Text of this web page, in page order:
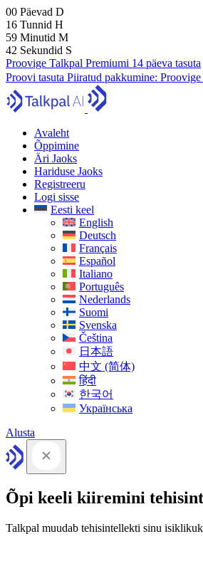
00 Päevad D
16 Tunnid H
59 Minutid M
41 Sekundid S
Proovige Talkpal Premiumi 14 päeva tasuta
Proovi tasuta Piiratud pakkumine: Proovige
Avaleht
Õppimine
Äri Jaoks
Hariduse Jaoks
Registreeru
Logi sisse
Eesti keel
English
Deutsch
Français
Español
Italiano
Português
Nederlands
Suomi
Svenska
Čeština
日本語
中文 (简体)
हिंदी
한국어
Українська
Alusta
Õpi keeli kiiremini
Talkpal muudab tehisintellekti sinu